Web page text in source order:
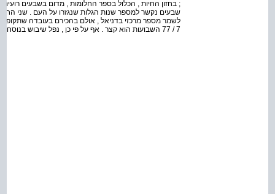
שבעים נקשר למספר שנות הגלות שנגזרו על העם . שני
לשמר מספר מרכזי בדניאל , אולם בהכירם בעובדה
7 / 77 השבועות הוא קצר . אף על פי כן , נפל שיבוש בנוסח הגעז המצוי בידינו . חלקו הראשון של החזון כלול בפרק ...